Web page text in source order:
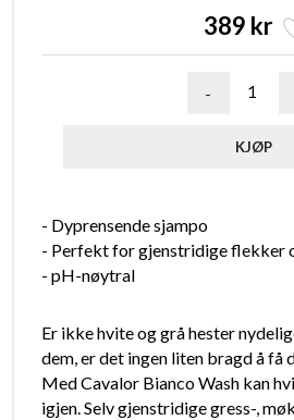
389 kr
-
- Dyprensende sjampo
- Perfekt for gjenstridige flekker
- pH-nøytral
Er ikke hvite og grå hester
dem, er det ingen liten bragd å få
Med Cavalor Bianco Wash kan
igjen. Selv gjenstridige gress-,